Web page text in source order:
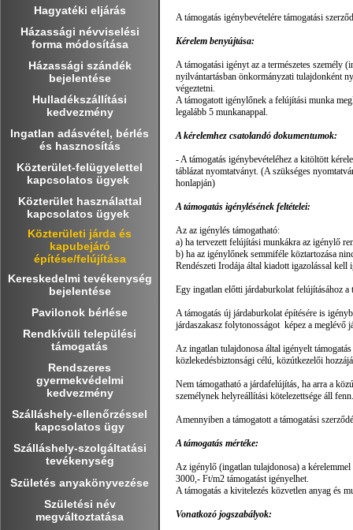
Hagyatéki eljárás
Házassági névviselési
forma módosítása
Házassági szándék
bejelentése
Hulladékszállítási
kedvezmény
Ingatlan adásvétel, bérlés
és hasznosítás
Közterület-felügyelettel
kapcsolatos ügyek
Közterület használattal
kapcsolatos ügyek
Közterületi járda és
kapubejáró
építése/felújítása
Kereskedelmi tevékenység
bejelentése
Pavilonok bérlése
Rendkívüli települési
támogatás
Rendszeres
gyermekvédelmi
kedvezmény
Szálláshely-ellenőrzéssel
kapcsolatos ügy
Szálláshely-szolgáltatási
tevékenység
Születés anyakönyvezése
Születési név
megváltoztatása
A támogatás igénybevételére támogatási
Kérelem benyújtása:
A támogatási igényt az a természetes személy
nyilvántartásban önkormányzati tulajdonként
végeztetni.
A támogatott igénylőnek a felújítási munka
legalább 5 munkanappal.
A kérelemhez csatolandó dokumentumok:
- A támogatás igénybevételéhez a kitöltött
táblázat nyomtatványt. (A szükséges
honlapján)
A támogatás igénylésének feltételei:
Az az igénylés támogatható:
a) ha tervezett felújítási munkákra az igénylő
b) ha az igénylőnek semmiféle köztartozása
Rendészeti Irodája által kiadott igazolással kell
Egy ingatlan előtti járdaburkolat felújításához
A támogatás új járdaburkolat építésére is
járdaszakasz folytonosságot képez a meglévő
Az ingatlan tulajdonosa által igényelt
közlekedésbiztonsági célú, közútkezelői
Nem támogatható a járdafelújítás, ha arra a
személynek helyreállítási kötelezettsége áll fenn.
Amennyiben a támogatott a támogatási
A támogatás mértéke:
Az igénylő (ingatlan tulajdonosa) a
3000,- Ft/m2 támogatást igényelhet.
A támogatás a kivitelezés közvetlen anyag és
Vonatkozó jogszabályok: